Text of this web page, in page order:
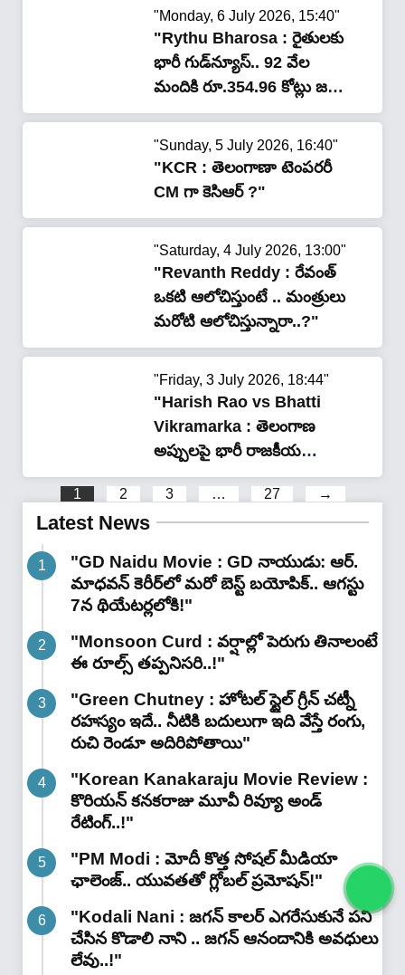
"Monday, 6 July 2026, 15:40"
"Rythu Bharosa : రైతులకు
భారీ గుడ్‌న్యూస్.. 92 వేల
మందికి రూ.354.96 కోట్లు జమ,
మీ ఖాతాలో పడ్డాయా?"
"Sunday, 5 July 2026, 16:40"
"KCR : తెలంగాణా టెంపరరీ
CM గా కెసిఆర్ ?"
"Saturday, 4 July 2026, 13:00"
"Revanth Reddy : రేవంత్
ఒకటి ఆలోచిస్తుంటే .. మంత్రులు
మ‌రోటి ఆలోచిస్తున్నారా..?"
"Friday, 3 July 2026, 18:44"
"Harish Rao vs Bhatti
Vikramarka : తెలంగాణ
అప్పులపై భారీ రాజకీయ
దుమారం.. రూ.8.21 లక్షల
కోట్లా? రూ.1.86 లక్షల కోట్లా?
అసలు నిజం ఏంటి?"
1 2 3 … 27 →
Latest News
"GD Naidu Movie : GD నాయుడు: ఆర్.
మాధవన్‌ కెరీర్‌లో మరో బెస్ట్ బయోపిక్.. ఆగస్టు
7న థియేటర్లలోకి!"
"Monsoon Curd : వర్షాల్లో పెరుగు తినాలంటే
ఈ రూల్స్ తప్పనిసరి..!"
"Green Chutney : హోటల్ స్టైల్ గ్రీన్ చట్నీ
రహస్యం ఇదే.. నీటికి బదులుగా ఇది వేస్తే రంగు,
రుచి రెండూ అదిరిపోతాయి"
"Korean Kanakaraju Movie Review :
కొరియన్ కనకరాజు మూవీ రివ్యూ అండ్
రేటింగ్‌..!"
"PM Modi : మోదీ కొత్త సోషల్ మీడియా
ఛాలెంజ్.. యువతతో గ్లోబల్ ప్రమోషన్!"
"Kodali Nani : జగన్ కాలర్ ఎగరేసుకునే పని
చేసిన కొడాలి నాని .. జగన్ ఆనందానికి అవధులు
లేవు..!"